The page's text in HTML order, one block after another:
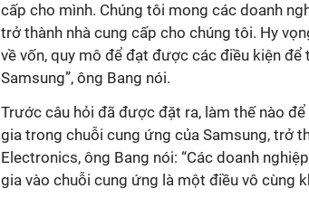
cấp cho mình. Chúng tôi mong các doanh
trở thành nhà cung cấp cho chúng tôi. Hy
về vốn, quy mô để đạt được các điều kiện
Samsung”, ông Bang nói.
Trước câu hỏi đã được đặt ra, làm thế nào
gia trong chuỗi cung ứng của Samsung, trở
Electronics, ông Bang nói: “Các doanh
gia vào chuỗi cung ứng là một điều vô cùng